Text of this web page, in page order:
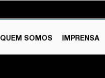
QUEM SOMOS IMPRENSA